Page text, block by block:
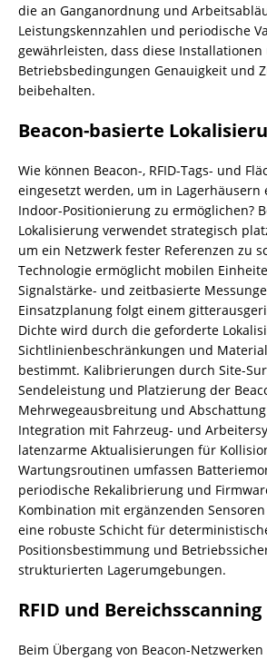
die an Ganganordnung und
Leistungskennzahlen und periodische
gewährleisten, dass diese
Betriebsbedingungen Genauigkeit und
beibehalten.
Beacon-basierte
Wie können Beacon-, RFID-Tags- und
eingesetzt werden, um in Lagerhäusern
Indoor-Positionierung zu ermöglichen?
Lokalisierung verwendet strategisch
um ein Netzwerk fester Referenzen zu
Technologie ermöglicht mobilen
Signalstärke- und zeitbasierte
Einsatzplanung folgt einem
Dichte wird durch die geforderte
Sichtlinienbeschränkungen und
bestimmt. Kalibrierungen durch Site-
Sendeleistung und Platzierung der
Mehrwegeausbreitung und
Integration mit Fahrzeug- und
latenzarme Aktualisierungen für
Wartungsroutinen umfassen
periodische Rekalibrierung und
Kombination mit ergänzenden
eine robuste Schicht für
Positionsbestimmung und
strukturierten Lagerumgebungen.
RFID und Bereichsscanning
Beim Übergang von Beacon-